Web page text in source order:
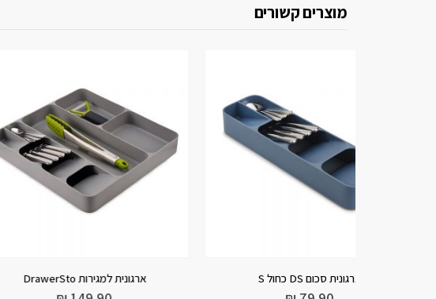
מוצרים קשורים
ארגונית למגירות DrawerSto פח לשירותים Split כסוף